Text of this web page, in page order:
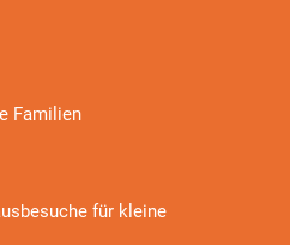
Familien
für kleine